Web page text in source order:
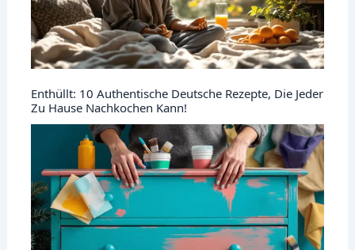
Enthüllt: 10 Authentische Deutsche Rezepte, Die Jeder
Zu Hause Nachkochen Kann!